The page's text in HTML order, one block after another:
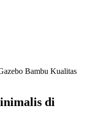
Bambu Kualitas
di